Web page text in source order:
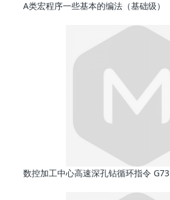
A类宏程序一些基本的编法（基础级）
数控加工中心高速深孔钻循环指令 G73